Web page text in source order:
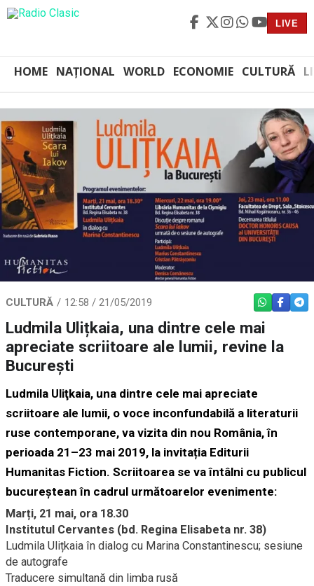
LIVE
HOME NAȚIONAL WORLD ECONOMIE CULTURĂ
CULTURĂ 12:58 / 21/05/2019 WHATSAPP
Ludmila Ulițkaia, una dintre cele mai
apreciate scriitoare ale lumii, revine la
București
Ludmila Uliţkaia, una dintre cele mai apreciate
scriitoare ale lumii, o voce inconfundabilă a literaturii
ruse contemporane, va vizita din nou România, în
perioada 21–23 mai 2019, la invitația Editurii
Humanitas Fiction. Scriitoarea se va întâlni cu publicul
bucureștean în cadrul următoarelor evenimente:
Marți, 21 mai, ora 18.30
Institutul Cervantes (bd. Regina Elisabeta nr. 38)
Ludmila Ulițkaia în dialog cu Marina Constantinescu; sesiune
de autografe
Traducere simultană din limba rusă